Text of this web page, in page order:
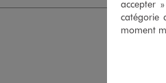
accepter
catégorie
moment